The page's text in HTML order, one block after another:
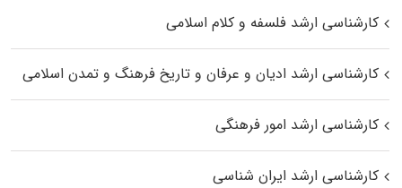
کارشناسی ارشد فلسفه و کلام اسلامی
کارشناسی ارشد ادیان و عرفان و تاریخ فرهنگ و تمدن اسلامی
کارشناسی ارشد امور فرهنگی
کارشناسی ارشد ایران شناسی